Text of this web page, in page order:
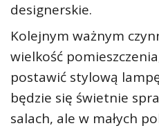
designerskie.
Kolejnym ważnym
wielkość
postawić stylową
będzie się świetnie
salach, ale w małych